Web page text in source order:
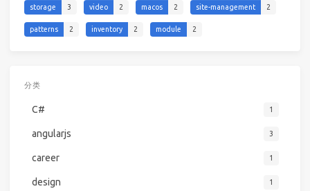
storage 3 video 2 macos 2 site-management 2
patterns 2 inventory 2 module 2
分类
C# 1
angularjs 3
career 1
design 1